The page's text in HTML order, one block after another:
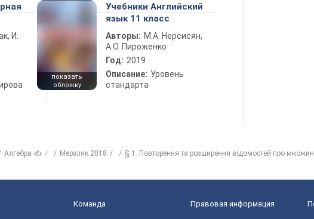
И.
показать
обложку
Учебники Английский
язык 11 класс
Авторы: М.А. Нерсисян,
А.О. Пироженко
Год: 2019
Описание: Уровень
стандарта
Алгебра ✍ Мерзляк 2018
§ 1. Повторення та розширення відомостей про
Команда Правовая информация